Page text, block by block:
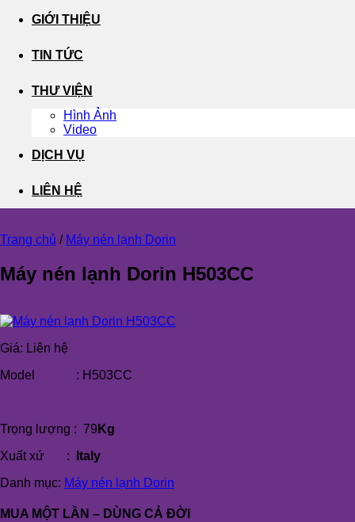
GIỚI THIỆU
TIN TỨC
THƯ VIỆN
Hình Ảnh
Video
DỊCH VỤ
LIÊN HỆ
Trang chủ / Máy nén lạnh Dorin
Máy nén lạnh Dorin H503CC
Giá: Liên hệ
Model : H503CC
Trọng lượng : 79 Kg
Xuất xứ :
Italy
Danh mục: Máy nén lạnh Dorin
MUA MỘT LẦN – DÙNG CẢ ĐỜI